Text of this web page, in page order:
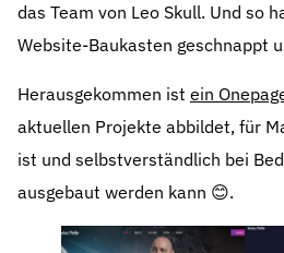
das Team von Leo Skull. Und so
Website-Baukasten geschnappt
Herausgekommen ist ein
aktuellen Projekte abbildet, für
ist und selbstverständlich bei
ausgebaut werden kann 😊.